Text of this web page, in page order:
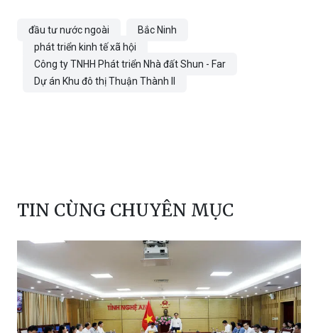
đầu tư nước ngoài
Bắc Ninh
phát triển kinh tế xã hội
Công ty TNHH Phát triển Nhà đất Shun - Far
Dự án Khu đô thị Thuận Thành II
TIN CÙNG CHUYÊN MỤC